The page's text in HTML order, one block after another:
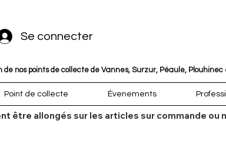
Se connecter
nos points de collecte de Vannes, Surzur, Péaule, Plouhinec
Point de collecte Évenements
allongés sur les articles sur commande